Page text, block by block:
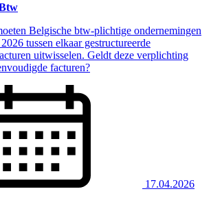
Belgische btw-plichtige ondernemingen
tussen elkaar gestructureerde
uitwisselen. Geldt deze verplichting
facturen?
17.04.2026